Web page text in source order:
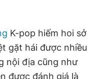
K-pop hiếm hoi sở
gặt hái được nhiều
nội địa cũng như
được đánh giá là